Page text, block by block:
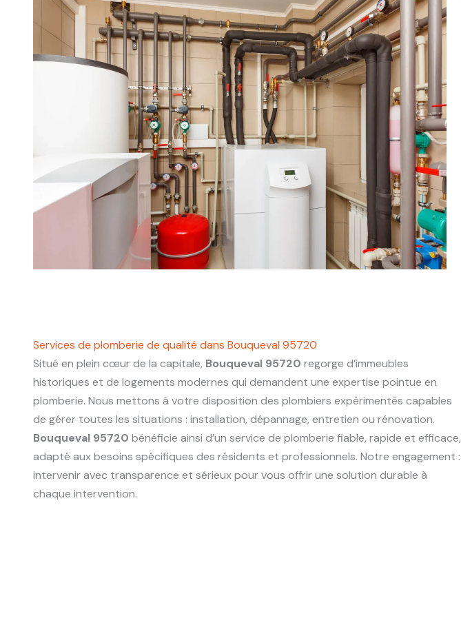
Services de plomberie de qualité dans Bouqueval 95720
Situé en plein cœur de la capitale, Bouqueval 95720 regorge d’immeubles
historiques et de logements modernes qui demandent une expertise pointue en
plomberie. Nous mettons à votre disposition des plombiers expérimentés capables
de gérer toutes les situations : installation, dépannage, entretien ou rénovation.
Bouqueval 95720 bénéficie ainsi d’un service de plomberie fiable, rapide et efficace,
adapté aux besoins spécifiques des résidents et professionnels. Notre engagement :
intervenir avec transparence et sérieux pour vous offrir une solution durable à
chaque intervention.